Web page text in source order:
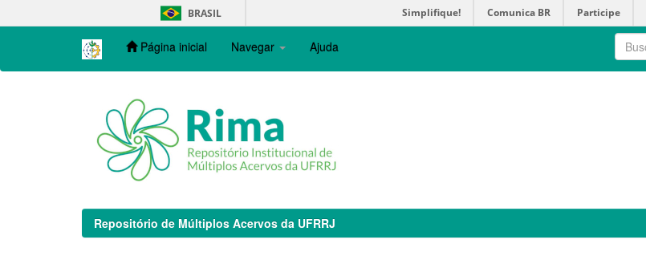
navigation
BRASIL Simplifique! Comunica BR Participe
Página inicial Navegar Ajuda
Repositório de Múltiplos Acervos da UFRRJ